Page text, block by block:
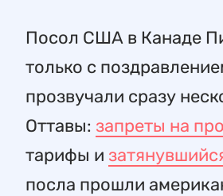
Посол США в Канаде
только с
прозвучали сразу
Оттавы: запреты на
тарифы и
посла прошли